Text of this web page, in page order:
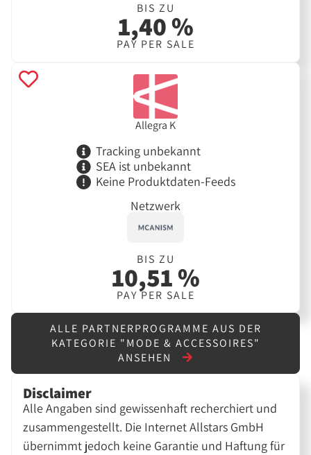
BIS ZU
1,40 %
PAY PER SALE
Allegra K
Tracking unbekannt
SEA ist unbekannt
Keine Produktdaten-Feeds
Netzwerk
BIS ZU
10,51 %
PAY PER SALE
ALLE PARTNERPROGRAMME AUS DER
KATEGORIE "MODE & ACCESSOIRES"
ANSEHEN
Disclaimer
Alle Angaben sind gewissenhaft recherchiert und
zusammengestellt. Die Internet Allstars GmbH
übernimmt jedoch keine Garantie und Haftung für